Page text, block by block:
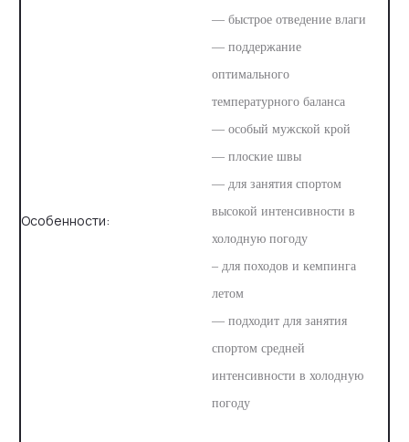
Особенности:
— быстрое отведение влаги
— поддержание
оптимального
температурного баланса
— особый мужской крой
— плоские швы
— для занятия спортом
высокой интенсивности в
холодную погоду
– для походов и кемпинга
летом
— подходит для занятия
спортом средней
интенсивности в холодную
погоду